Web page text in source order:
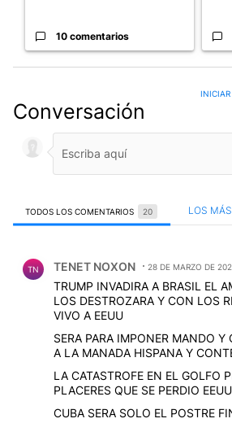
10 comentarios
Conversación
INICIAR
TODOS LOS COMENTARIOS 20 LOS
TN TENET NOXON 28 DE MARZO DE
TRUMP INVADIRA A BRASIL EL
LOS DESTROZARA Y CON LOS
VIVO A EEUU
SERA PARA IMPONER MANDO Y
A LA MANADA HISPANA Y
LA CATASTROFE EN EL GOLFO
PLACERES QUE SE PERDIO
CUBA SERA SOLO EL POSTRE